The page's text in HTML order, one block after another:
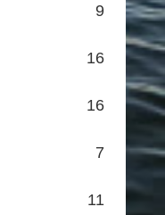
9
16
16
7
11